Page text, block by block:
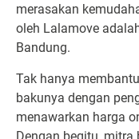
merasakan
oleh Lalamove
Bandung.
Tak hanya
bakunya dengan
menawarkan harga